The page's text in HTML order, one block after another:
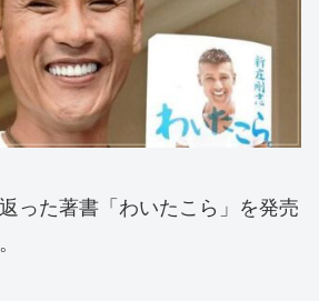
った著書「わいたこら」を発売